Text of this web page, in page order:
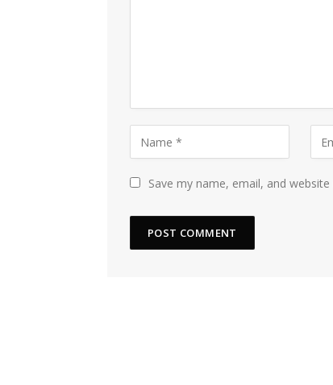
Save my name, email, and